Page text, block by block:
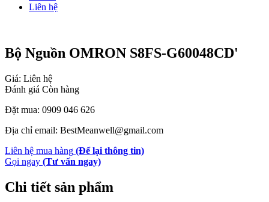
Liên hệ
Bộ Nguồn OMRON S8FS-G60048CD'
Giá: Liên hệ
Đánh giá Còn hàng
Đặt mua: 0909 046 626
Địa chỉ email: BestMeanwell@gmail.com
Liên hệ mua hàng (Để lại thông tin)
Gọi ngay (Tư vấn ngay)
Chi tiết sản phẩm